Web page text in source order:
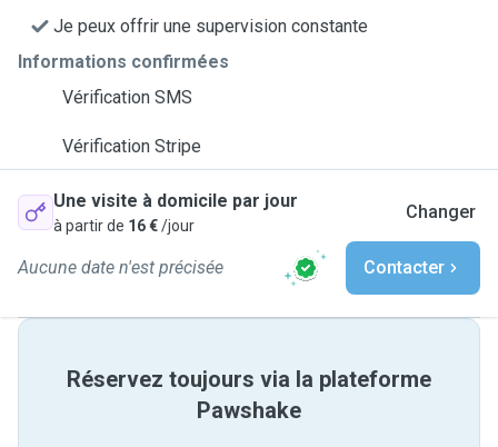
Je peux offrir une supervision constante
Informations confirmées
Vérification SMS
Vérification Stripe
Une visite à domicile par jour
à partir de 16 €/jour
Changer
Aucune date n'est précisée Contacter
Réservez toujours via la plateforme
Pawshake